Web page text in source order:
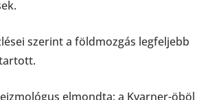
szerint a földmozgás legfeljebb
elmondta: a Kvarner-öböl